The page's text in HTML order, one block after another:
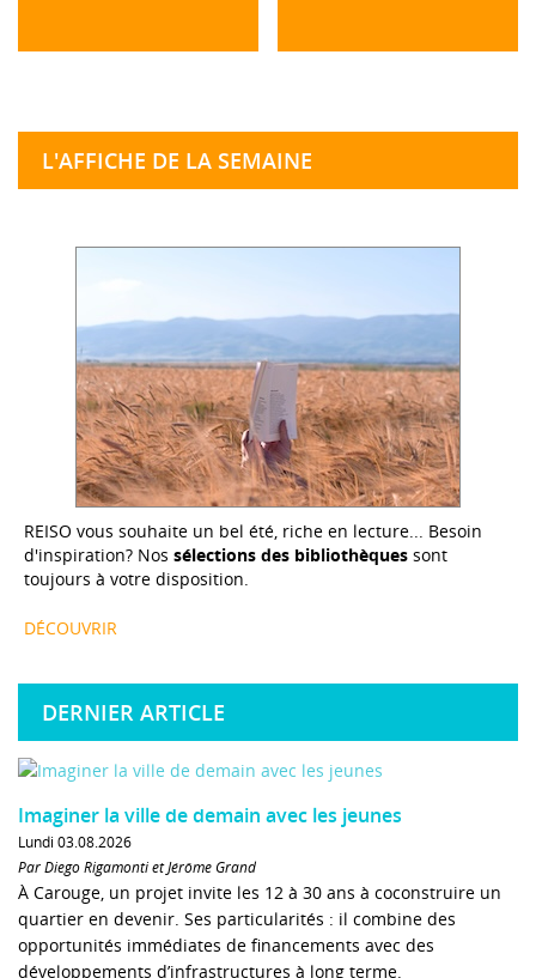
L'AFFICHE DE LA SEMAINE
REISO vous souhaite un bel été, riche en lecture... Besoin
d'inspiration? Nos sélections des bibliothèques sont
toujours à votre disposition.
DÉCOUVRIR
DERNIER ARTICLE
Imaginer la ville de demain avec les jeunes
Lundi 03.08.2026
Par Diego Rigamonti et Jérôme Grand
À Carouge, un projet invite les 12 à 30 ans à coconstruire un
quartier en devenir. Ses particularités : il combine des
opportunités immédiates de financements avec des
développements d’infrastructures à long terme.